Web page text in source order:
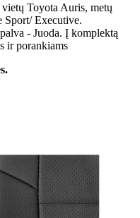
Toyota Auris, metų
Executive.
- Juoda. Į komplektą
ir porankiams